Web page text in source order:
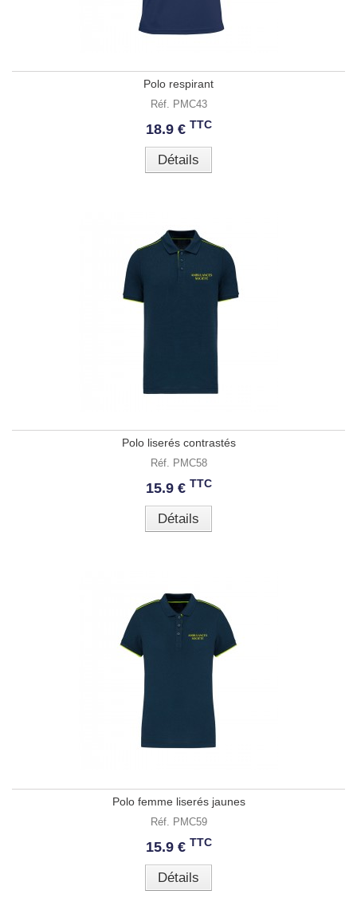
Polo respirant
Réf. PMC43
18.9 € TTC
Détails
Polo liserés contrastés
Réf. PMC58
15.9 € TTC
Détails
Polo femme liserés jaunes
Réf. PMC59
15.9 € TTC
Détails